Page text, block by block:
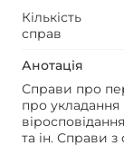
Кількість
справ
Анотація
Справи про
про
та ін. Справи з